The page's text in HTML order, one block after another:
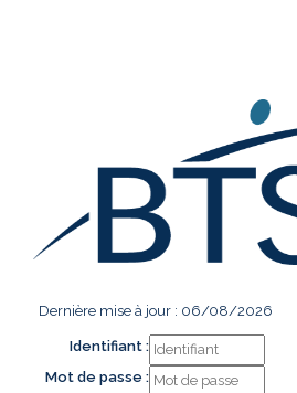
Dernière mise à jour : 06/08/2026
Identifiant :
Mot de passe :